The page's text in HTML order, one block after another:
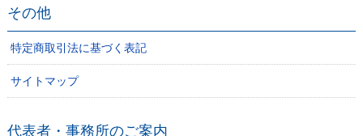
その他
特定商取引法に基づく表記
サイトマップ
代表者・事務所のご案内